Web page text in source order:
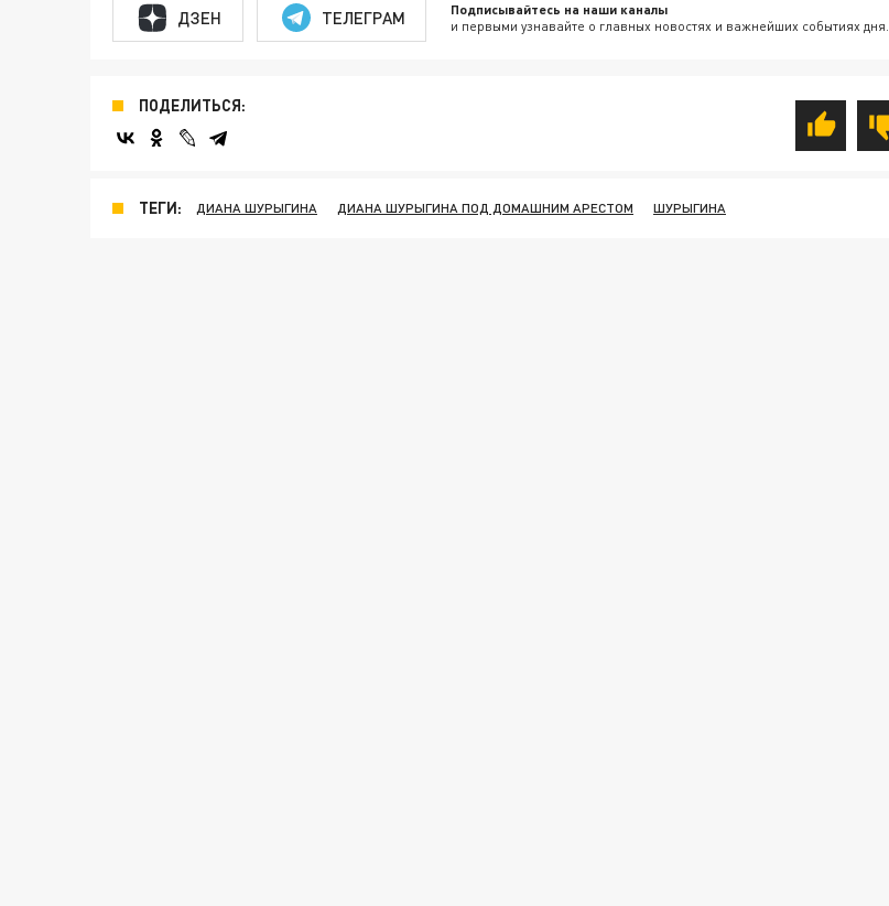
ДЗЕН ТЕЛЕГРАМ Подписывайтесь на наши каналы
и первыми узнавайте о главных новостях и важнейших событиях дня.
ПОДЕЛИТЬСЯ:
ТЕГИ: ДИАНА ШУРЫГИНА ДИАНА ШУРЫГИНА ПОД ДОМАШНИМ АРЕСТОМ ШУРЫГИНА